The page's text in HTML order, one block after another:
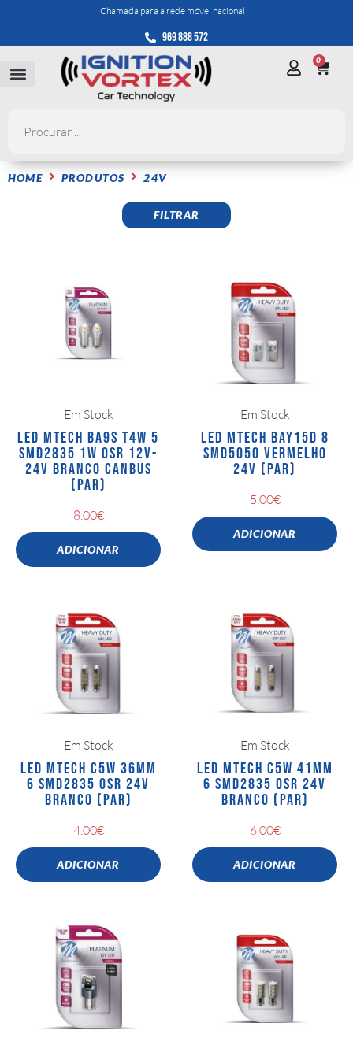
Chamada para a rede móvel nacional
969 888 572
0
HOME PRODUTOS 24V
FILTRAR
Em Stock
LED MTECH BA9S T4W 5
SMD2835 1W OSR 12V-
24V BRANCO CANBUS
(PAR)
8.00€
ADICIONAR
Em Stock
LED MTECH BAY15D 8
SMD5050 VERMELHO
24V (PAR)
5.00€
ADICIONAR
Em Stock
LED MTECH C5W 36MM
6 SMD2835 OSR 24V
BRANCO (PAR)
4.00€
ADICIONAR
Em Stock
LED MTECH C5W 41MM
6 SMD2835 OSR 24V
BRANCO (PAR)
6.00€
ADICIONAR